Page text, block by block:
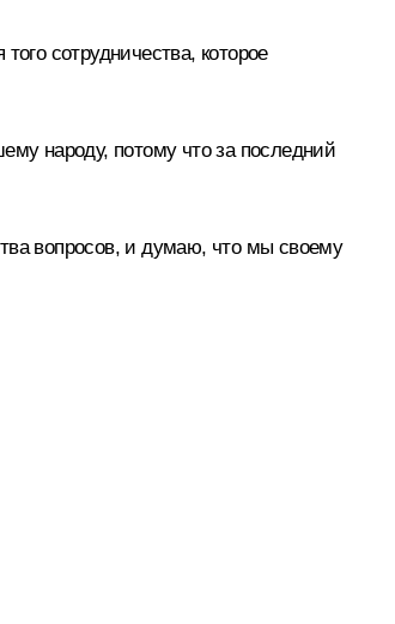
сотрудничества, которое
народу, потому что за последний
вопросов, и думаю, что мы своему